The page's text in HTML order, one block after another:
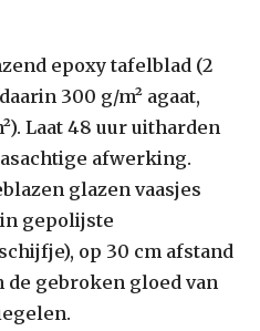
epoxy tafelblad (2
300 g/m² agaat,
Laat 48 uur uitharden
afwerking.
glazen vaasjes
gepolijste
op 30 cm afstand
de gebroken gloed van